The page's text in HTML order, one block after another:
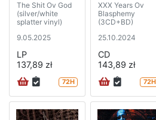
The Shit Ov God
(silver/white
splatter vinyl)
9.05.2025
LP
137,89 zł
72H
XXX Years Ov
Blasphemy
(3CD+BD)
25.10.2024
CD
143,89 zł
72H